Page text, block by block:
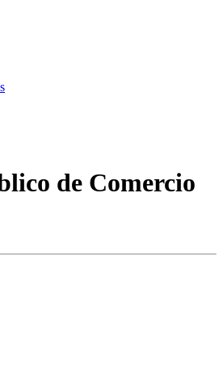
de Comercio